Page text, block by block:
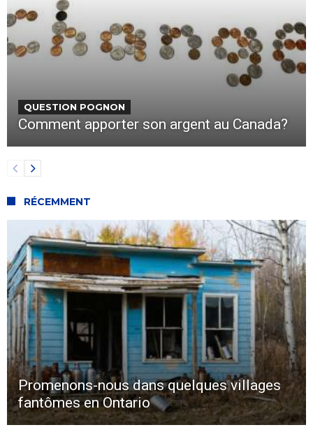
QUESTION POGNON
Comment apporter son argent au Canada?
RÉCEMMENT
Promenons-nous dans quelques villages
fantômes en Ontario